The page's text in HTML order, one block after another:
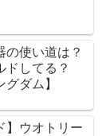
の使い道は？
ドしてる？
グダム】
】ウオトリー